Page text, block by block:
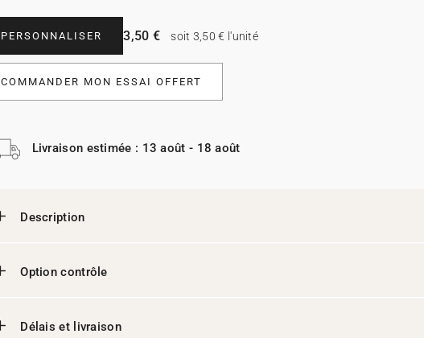
PERSONNALISER 3,50 € soit 3,50 € l'unité
COMMANDER MON ESSAI OFFERT
Livraison estimée : 13 août - 18 août
Description
Option contrôle
Délais et livraison